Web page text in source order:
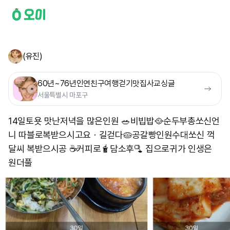
(유진)
60년~76년인연친구여행걷기맛집사교싱글
서울특별시 마포구
14일토욧 맛난저녁을 많은인원 🥗비빕밥🥘순두부총쏘신언
니 따블로복받으시고요ㆍ길걷다🥧공갈빵인원수대쏘신 꺽
달씨 복받으시공 ☕️커피로🧋담소후🫗 집으로귀가 인생은
원더풀